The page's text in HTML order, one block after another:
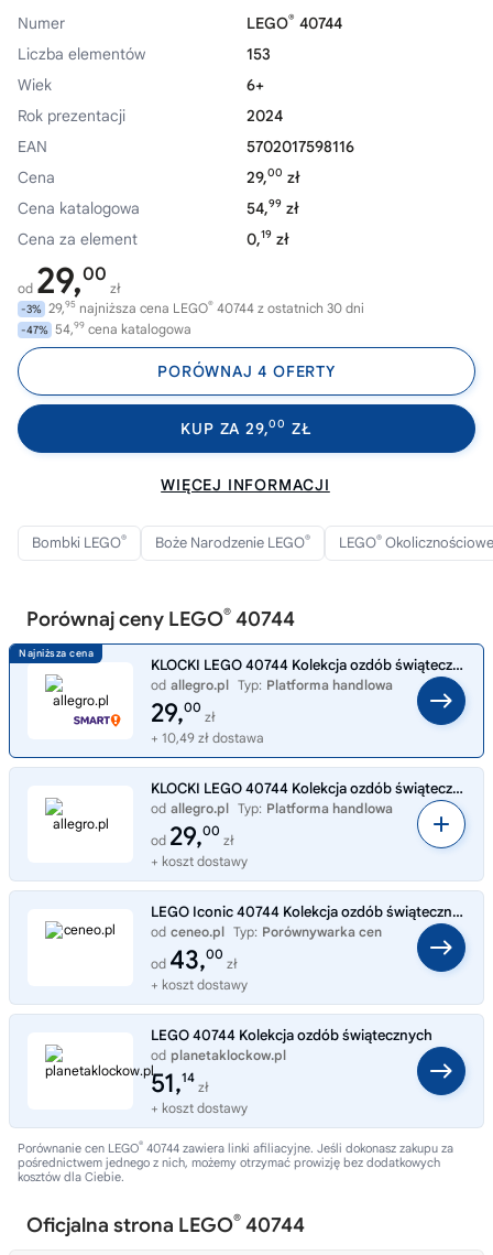
Numer LEGO® 40744
Liczba elementów
153
Wiek
6+
Rok prezentacji
2024
EAN
5702017598116
Cena
29,00 zł
Cena katalogowa
54,99 zł
Cena za element
0,19 zł
od 29,00
zł
-3% 29,95 najniższa cena LEGO® 40744 z ostatnich 30 dni
-47% 54,99 cena katalogowa
PORÓWNAJ 4 OFERTY
KUP ZA 29,00 ZŁ
WIĘCEJ INFORMACJI
Bombki LEGO® Boże Narodzenie LEGO® LEGO® Okolicznościowe
Porównaj ceny LEGO® 40744
KLOCKI LEGO 40744 Kolekcja ozdób świątecznych
od allegro.pl Typ: Platforma handlowa
29,00
zł
+ 10,49 zł dostawa
KLOCKI LEGO 40744 Kolekcja ozdób świątecznych
od allegro.pl Typ: Platforma handlowa
od 29,00
zł
+ koszt dostawy
LEGO Iconic 40744 Kolekcja ozdób świątecznych
od ceneo.pl Typ: Porównywarka cen
od 43,00
zł
+ koszt dostawy
LEGO 40744 Kolekcja ozdób świątecznych
od planetaklockow.pl
Typ: Sklep internetowy
51,14
zł
+ koszt dostawy
Porównanie cen LEGO® 40744 zawiera linki afiliacyjne. Jeśli dokonasz zakupu za
pośrednictwem jednego z nich, możemy otrzymać prowizję bez dodatkowych
kosztów dla Ciebie.
Oficjalna strona LEGO® 40744